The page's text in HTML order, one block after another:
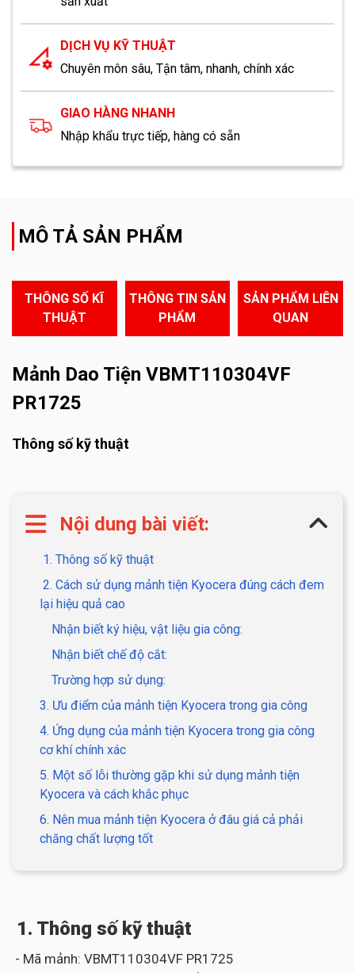
DỊCH VỤ KỸ THUẬT
Chuyên môn sâu, Tận tâm, nhanh, chính xác
GIAO HÀNG NHANH
Nhập khẩu trực tiếp, hàng có sẵn
MÔ TẢ SẢN PHẨM
THÔNG SỐ KĨ
THUẬT
THÔNG TIN SẢN
PHẨM
SẢN PHẨM LIÊN
QUAN
Mảnh Dao Tiện VBMT110304VF
PR1725
Thông số kỹ thuật
Nội dung bài viết:
1. Thông số kỹ thuật
2. Cách sử dụng mảnh tiện Kyocera đúng cách đem
lại hiệu quả cao
Nhận biết ký hiệu, vật liệu gia công:
Nhận biết chế độ cắt:
Trường hợp sử dụng:
3. Ưu điểm của mảnh tiện Kyocera trong gia công
4. Ứng dụng của mảnh tiện Kyocera trong gia công
cơ khí chính xác
5. Một số lỗi thường gặp khi sử dụng mảnh tiện
Kyocera và cách khắc phục
6. Nên mua mảnh tiện Kyocera ở đâu giá cả phải
chăng chất lượng tốt
1. Thông số kỹ thuật
- Mã mảnh: VBMT110304VF PR1725